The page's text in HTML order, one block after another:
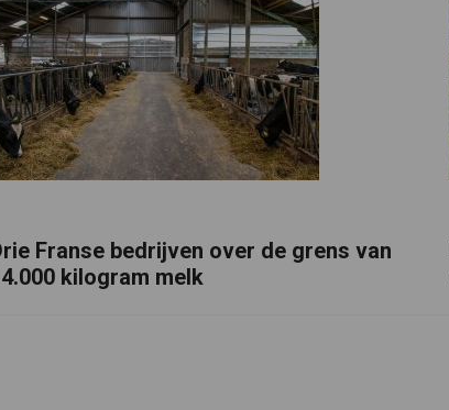
Franse bedrijven over de grens van
kilogram melk